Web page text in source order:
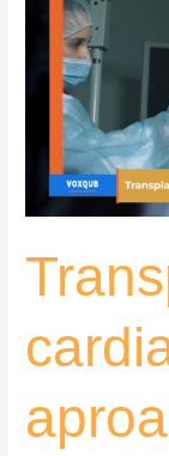
aproape
Timișoara
VoxQub